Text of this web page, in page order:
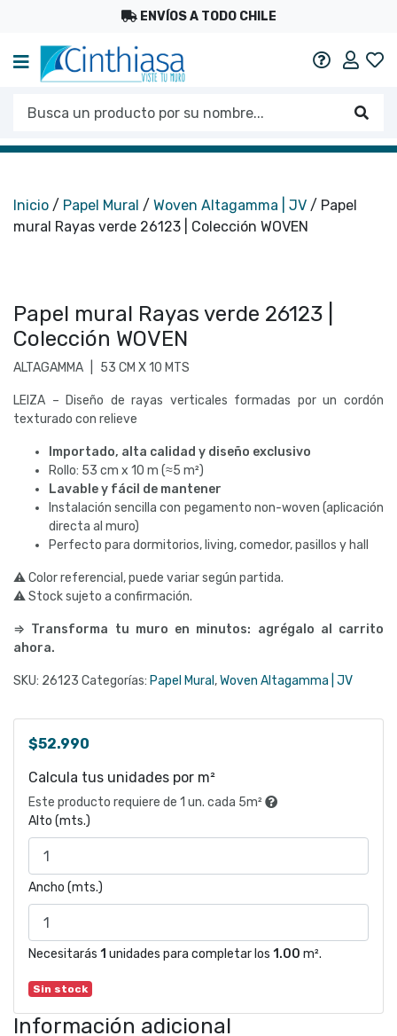
ENVÍOS A TODO CHILE
Mi
Busca un producto por su nombre...
Inicio / Papel Mural / Woven Altagamma | JV / Papel
mural Rayas verde 26123 | Colección WOVEN
Papel mural Rayas verde 26123 |
Colección WOVEN
ALTAGAMMA 53 CM X 10 MTS
LEIZA – Diseño de rayas verticales formadas por un cordón
texturado con relieve
Importado, alta calidad y diseño exclusivo
Rollo: 53 cm x 10 m (≈5 m²)
Lavable y fácil de mantener
Instalación sencilla con pegamento non-woven (aplicación
directa al muro)
Perfecto para dormitorios, living, comedor, pasillos y hall
⚠ Color referencial, puede variar según partida.
⚠ Stock sujeto a confirmación.
⇒ Transforma tu muro en minutos: agrégalo al carrito
ahora.
SKU: 26123 Categorías: Papel Mural ,Woven Altagamma | JV
$52.990
Calcula tus unidades por m²
Este producto requiere de 1 un. cada 5m²
Alto (mts.)
Ancho (mts.)
Necesitarás 1 unidades para completar los 1.00 m².
Sin stock
Información adicional